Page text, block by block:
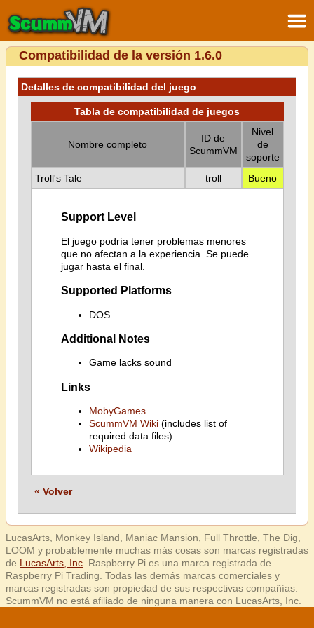
Compatibilidad de la versión 1.6.0
Detalles de compatibilidad del juego
Tabla de compatibilidad de juegos
Nombre completo
ID de
ScummVM
Nivel
de
soporte
Troll's Tale
troll Bueno
Support Level
El juego podría tener problemas menores
que no afectan a la experiencia. Se puede
jugar hasta el final.
Supported Platforms
DOS
Additional Notes
Game lacks sound
Links
MobyGames
ScummVM Wiki(includes list of
required data files)
Wikipedia
« Volver
LucasArts, Monkey Island, Maniac Mansion, Full Throttle, The Dig,
LOOM y probablemente muchas más cosas son marcas registradas
de LucasArts, Inc . Raspberry Pi es una marca registrada de
Raspberry Pi Trading. Todas las demás marcas comerciales y
marcas registradas son propiedad de sus respectivas compañías.
ScummVM no está afiliado de ninguna manera con LucasArts, Inc.